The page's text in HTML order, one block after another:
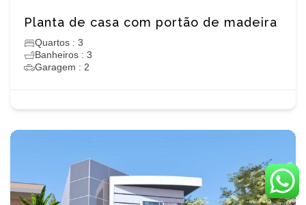
Planta de casa com portão de madeira
Quartos : 3
Banheiros : 3
Garagem : 2